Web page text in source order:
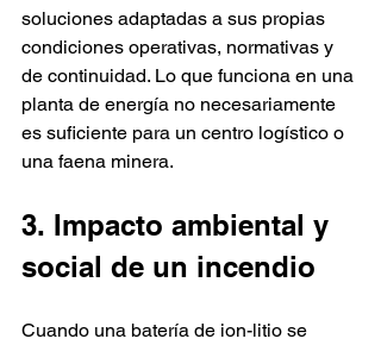
soluciones adaptadas a sus propias
condiciones operativas, normativas y
de continuidad. Lo que funciona en una
planta de energía no necesariamente
es suficiente para un centro logístico o
una faena minera.
3. Impacto ambiental y
social de un incendio
Cuando una batería de ion-litio se